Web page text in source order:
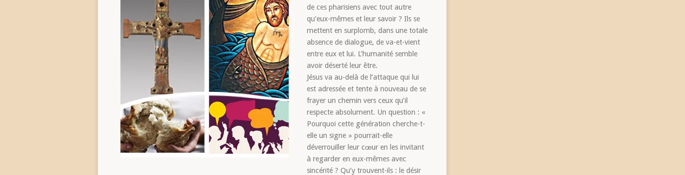
de ces pharisiens avec tout autre
qu’eux-mêmes et leur savoir ? Ils se
mettent en surplomb, dans une totale
absence de dialogue, de va-et-vient
entre eux et lui. L’humanité semble
avoir déserté leur être.
Jésus va au-delà de l’attaque qui lui
est adressée et tente à nouveau de se
frayer un chemin vers ceux qu’il
respecte absolument. Un question : «
Pourquoi cette génération cherche-t-
elle un signe » pourrait-elle
déverrouiller leur cœur en les invitant
à regarder en eux-mêmes avec
sincérité ? Qu’y trouvent-ils : le désir